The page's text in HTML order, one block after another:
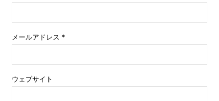
メールアドレス *
ウェブサイト